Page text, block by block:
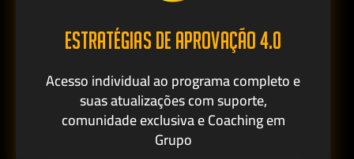
ESTRATÉGIAS DE APROVAÇÃO 4.0
Acesso individual ao programa completo e
suas atualizações com suporte,
comunidade exclusiva e Coaching em
Grupo